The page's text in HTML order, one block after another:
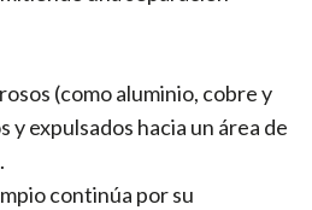
(como aluminio, cobre y
y expulsados hacia un área de
continúa por su